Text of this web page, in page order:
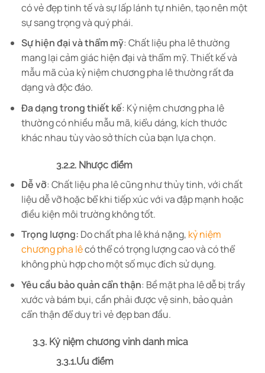
có vẻ đẹp tinh tế và sự lấp lánh tự nhiên, tạo nên một
sự sang trọng và quý phái.
Sự hiện đại và thẩm mỹ: Chất liệu pha lê thường
mang lại cảm giác hiện đại và thẩm mỹ. Thiết kế và
mẫu mã của kỷ niệm chương pha lê thường rất đa
dạng và độc đáo.
Đa dạng trong thiết kế: Kỷ niệm chương pha lê
thường có nhiều mẫu mã, kiểu dáng, kích thước
khác nhau tùy vào sở thích của bạn lựa chọn.
3.2.2. Nhược điểm
Dễ vỡ: Chất liệu pha lê cũng như thủy tinh, với chất
liệu dễ vỡ hoặc bể khi tiếp xúc với va đập mạnh hoặc
điều kiện môi trường không tốt.
Trọng lượng: Do chất pha lê khá nặng, kỷ niệm
chương pha lêcó thể có trọng lượng cao và có thể
không phù hợp cho một số mục đích sử dụng.
Yêu cầu bảo quản cẩn thận: Bề mặt pha lê dễ bị trầy
xước và bám bụi, cần phải được vệ sinh, bảo quản
cẩn thận để duy trì vẻ đẹp ban đầu.
3.3. Kỷ niệm chương vinh danh mica
3.3.1.Ưu điểm